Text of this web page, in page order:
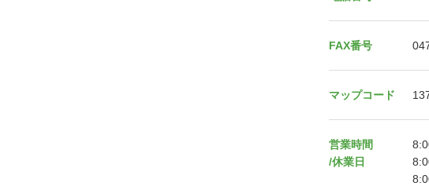
FAX番号
マップコード
営業時間
/休業日